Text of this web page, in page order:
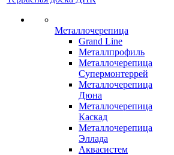
Металлочерепица
Grand Line
Металлпрофиль
Металлочерепица
Супермонтеррей
Металлочерепица
Дюна
Металлочерепица
Каскад
Металлочерепица
Эллада
Аквасистем